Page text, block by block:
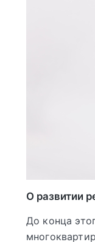
О развитии
До конца